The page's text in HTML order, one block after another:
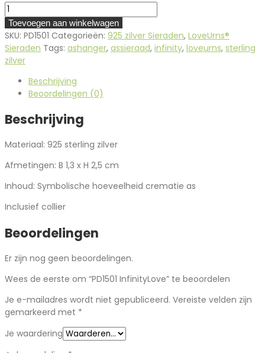
PD1501
InfinityLove
aantal
Toevoegen aan winkelwagen
SKU: PD1501 Categorieën: 925 zilver Sieraden, LoveUrns®
Sieraden Tags: ashanger, assieraad, infinity, loveurns, sterling
zilver
Beschrijving
Beoordelingen (0)
Beschrijving
Materiaal: 925 sterling zilver
Afmetingen: B 1,3 x H 2,5 cm
Inhoud: Symbolische hoeveelheid crematie as
Inclusief collier
Beoordelingen
Er zijn nog geen beoordelingen.
Wees de eerste om “PD1501 InfinityLove” te beoordelen
Je e-mailadres wordt niet gepubliceerd. Vereiste velden zijn
gemarkeerd met *
Je waardering